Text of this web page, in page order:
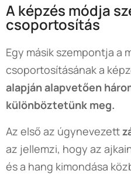
A képzés módja
csoportosítás
Egy másik szempontja a
csoportosításának a
alapján alapvetően
különböztetünk meg.
Az első az úgynevezett
az jellemzi, hogy az
és a hang kimondása